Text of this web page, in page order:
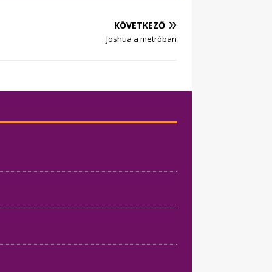
KÖVETKEZŐ
Joshua a metróban